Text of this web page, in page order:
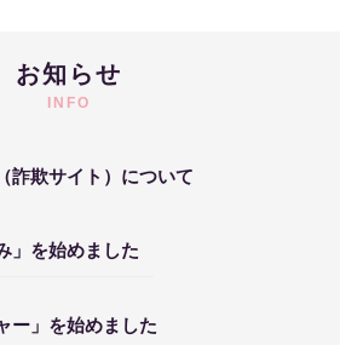
お知らせ
INFO
詐欺サイト）について
」を始めました
ー」を始めました